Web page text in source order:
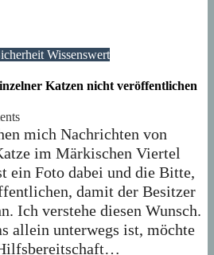
Wissenswert
Katzen nicht veröffentlichen
mich Nachrichten von
im Märkischen Viertel
ein Foto dabei und die Bitte,
damit der Besitzer
Ich verstehe diesen Wunsch.
allein unterwegs ist, möchte